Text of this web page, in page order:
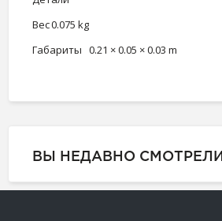
Вес0.075 kg
Габариты 0.21 × 0.05 × 0.03 m
ВЫ НЕДАВНО СМОТРЕЛИ